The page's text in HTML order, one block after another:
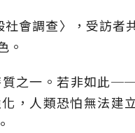
會調查〉，受訪者
。
之一。若非如此
，人類恐怕無法建